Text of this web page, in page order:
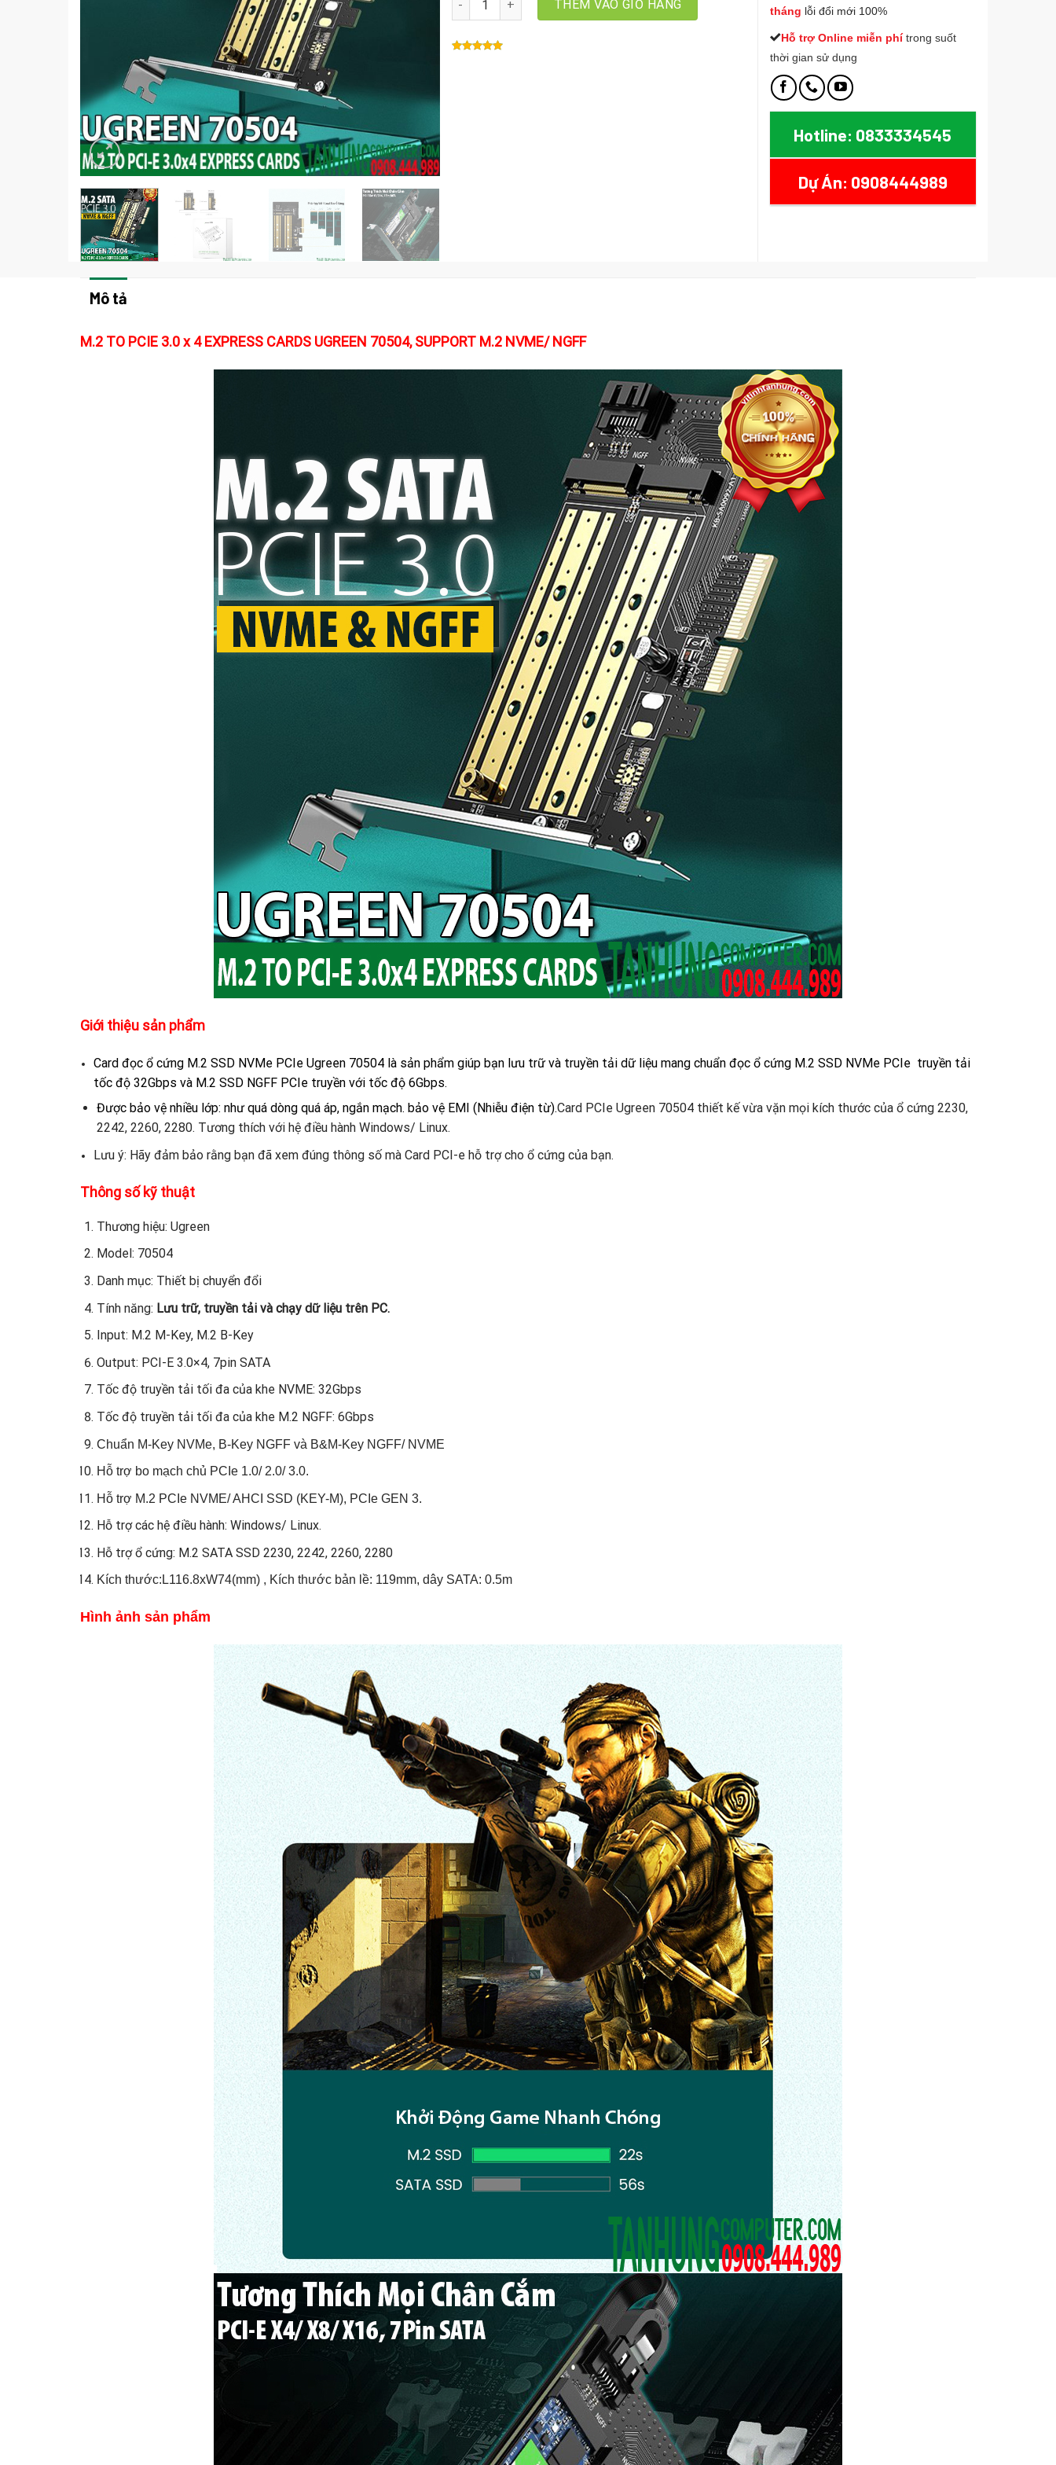
THÊM VÀO GIỎ HÀNG
tháng lỗi đổi mới 100%
Hỗ trợ Online miễn phí trong suốt
thời gian sử dụng
Hotline: 0833334545
Dự Án: 0908444989
Mô tả
M.2 TO PCIE 3.0 x 4 EXPRESS CARDS UGREEN 70504, SUPPORT M.2 NVME/ NGFF
Giới thiệu sản phẩm
Card đọc ổ cứng M.2 SSD NVMe PCIe Ugreen 70504 là sản phẩm giúp bạn lưu trữ và truyền tải dữ liệu mang chuẩn đọc ổ cứng M.2 SSD NVMe PCIe truyền tải
tốc độ 32Gbps và M.2 SSD NGFF PCIe truyền với tốc độ 6Gbps.
Được bảo vệ nhiều lớp: như quá dòng quá áp, ngắn mạch. bảo vệ EMI (Nhiễu điện từ).Card PCIe Ugreen 70504 thiết kế vừa vặn mọi kích thước của ổ cứng 2230,
2242, 2260, 2280. Tương thích với hệ điều hành Windows/ Linux.
Lưu ý: Hãy đảm bảo rằng bạn đã xem đúng thông số mà Card PCI-e hỗ trợ cho ổ cứng của bạn.
Thông số kỹ thuật
Thương hiệu: Ugreen
Model: 70504
Danh mục: Thiết bị chuyển đổi
Tính năng: Lưu trữ, truyền tải và chạy dữ liệu trên PC.
Input: M.2 M-Key, M.2 B-Key
Output: PCI-E 3.0×4, 7pin SATA
Tốc độ truyền tải tối đa của khe NVME: 32Gbps
Tốc độ truyền tải tối đa của khe M.2 NGFF: 6Gbps
Chuẩn M-Key NVMe, B-Key NGFF và B&M-Key NGFF/ NVME
Hỗ trợ bo mạch chủ PCIe 1.0/ 2.0/ 3.0.
Hỗ trợ M.2 PCIe NVME/ AHCI SSD (KEY-M), PCIe GEN 3.
Hỗ trợ các hệ điều hành: Windows/ Linux.
Hỗ trợ ổ cứng: M.2 SATA SSD 2230, 2242, 2260, 2280
Kích thước:L116.8xW74(mm) , Kích thước bản lề: 119mm, dây SATA: 0.5m
​Hình ảnh sản phẩm